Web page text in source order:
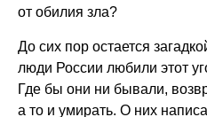
от обилия зла?
До сих пор остается
люди России любили этот
Где бы они ни бывали,
а то и умирать. О них